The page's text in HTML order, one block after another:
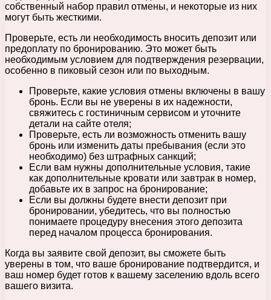
собственный набор правил отмены, и некоторые из них
могут быть жесткими.
Проверьте, есть ли необходимость вносить депозит или
предоплату по бронированию. Это может быть
необходимым условием для подтверждения резервации,
особенно в пиковый сезон или по выходным.
Проверьте, какие условия отмены включены в вашу
бронь. Если вы не уверены в их надежности,
свяжитесь с гостиничным сервисом и уточните
детали на сайте отеля;
Проверьте, есть ли возможность отменить вашу
бронь или изменить даты пребывания (если это
необходимо) без штрафных санкций;
Если вам нужны дополнительные условия, такие
как дополнительные кровати или завтрак в номер,
добавьте их в запрос на бронирование;
Если вы должны будете внести депозит при
бронировании, убедитесь, что вы полностью
понимаете процедуру внесения этого депозита
перед началом процесса бронирования.
Когда вы заявите свой депозит, вы сможете быть
уверены в том, что ваше бронирование подтвердится, и
ваш номер будет готов к вашему заселению вдоль всего
вашего визита.